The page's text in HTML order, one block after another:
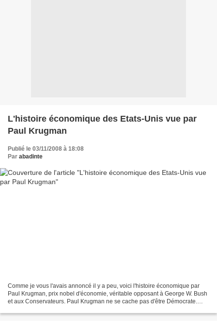
L'histoire économique des Etats-Unis vue par
Paul Krugman
Publié le 03/11/2008 à 18:08
Par abadinte
Comme je vous l'avais annoncé il y a peu, voici l'histoire économique par
Paul Krugman, prix nobel d'économie, véritable opposant à George W. Bush
et aux Conservateurs. Paul Krugman ne se cache pas d'être Démocrate.